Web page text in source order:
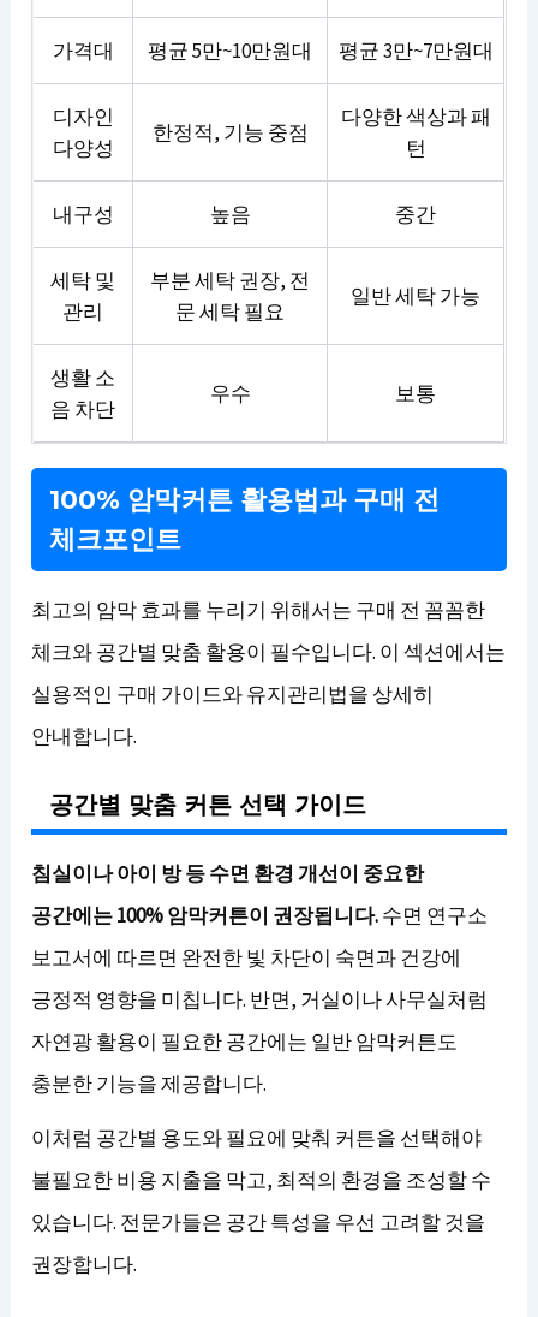
가격대 평균 5만~10만원대 평균 3만~7만원대
디자인
다양성
한정적, 기능 중점
다양한 색상과 패
턴
내구성 높음 중간
세탁 및
관리
부분 세탁 권장, 전
문 세탁 필요
일반 세탁 가능
생활 소
음 차단
우수 보통
100% 암막커튼 활용법과 구매 전
체크포인트
최고의 암막 효과를 누리기 위해서는 구매 전 꼼꼼한
체크와 공간별 맞춤 활용이 필수입니다. 이 섹션에서는
실용적인 구매 가이드와 유지관리법을 상세히
안내합니다.
공간별 맞춤 커튼 선택 가이드
침실이나 아이 방 등 수면 환경 개선이 중요한
공간에는 100% 암막커튼이 권장됩니다.수면 연구소
보고서에 따르면 완전한 빛 차단이 숙면과 건강에
긍정적 영향을 미칩니다. 반면, 거실이나 사무실처럼
자연광 활용이 필요한 공간에는 일반 암막커튼도
충분한 기능을 제공합니다.
이처럼 공간별 용도와 필요에 맞춰 커튼을 선택해야
불필요한 비용 지출을 막고, 최적의 환경을 조성할 수
있습니다. 전문가들은 공간 특성을 우선 고려할 것을
권장합니다.